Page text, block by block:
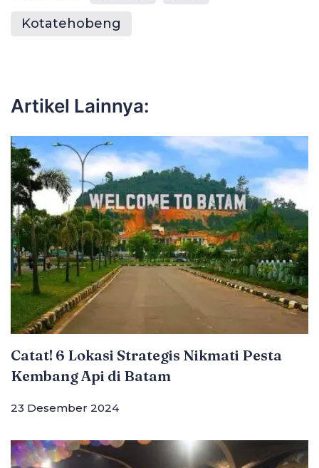
Kotatehobeng
Artikel Lainnya:
Catat! 6 Lokasi Strategis Nikmati Pesta
Kembang Api di Batam
23 Desember 2024